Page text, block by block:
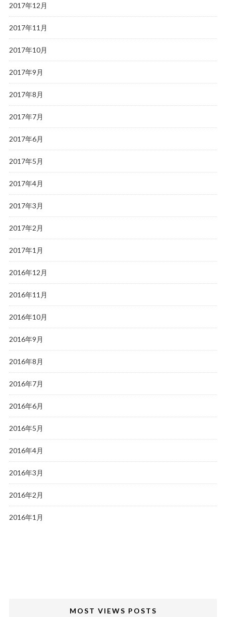
2017年12月
2017年11月
2017年10月
2017年9月
2017年8月
2017年7月
2017年6月
2017年5月
2017年4月
2017年3月
2017年2月
2017年1月
2016年12月
2016年11月
2016年10月
2016年9月
2016年8月
2016年7月
2016年6月
2016年5月
2016年4月
2016年3月
2016年2月
2016年1月
MOST VIEWS POSTS